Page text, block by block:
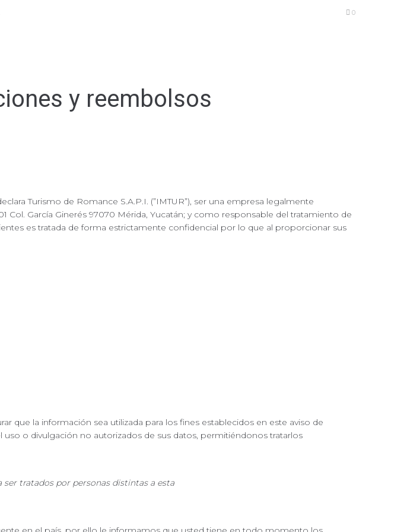
0
y reembolsos
Turismo de Romance S.A.P.I. (”IMTUR”), ser una empresa legalmente
García Ginerés 97070 Mérida, Yucatán; y como responsable del tratamiento de
es tratada de forma estrictamente confidencial por lo que al proporcionar sus
que la información sea utilizada para los fines establecidos en este aviso de
o divulgación no autorizados de sus datos, permitiéndonos tratarlos
tratados por personas distintas a esta